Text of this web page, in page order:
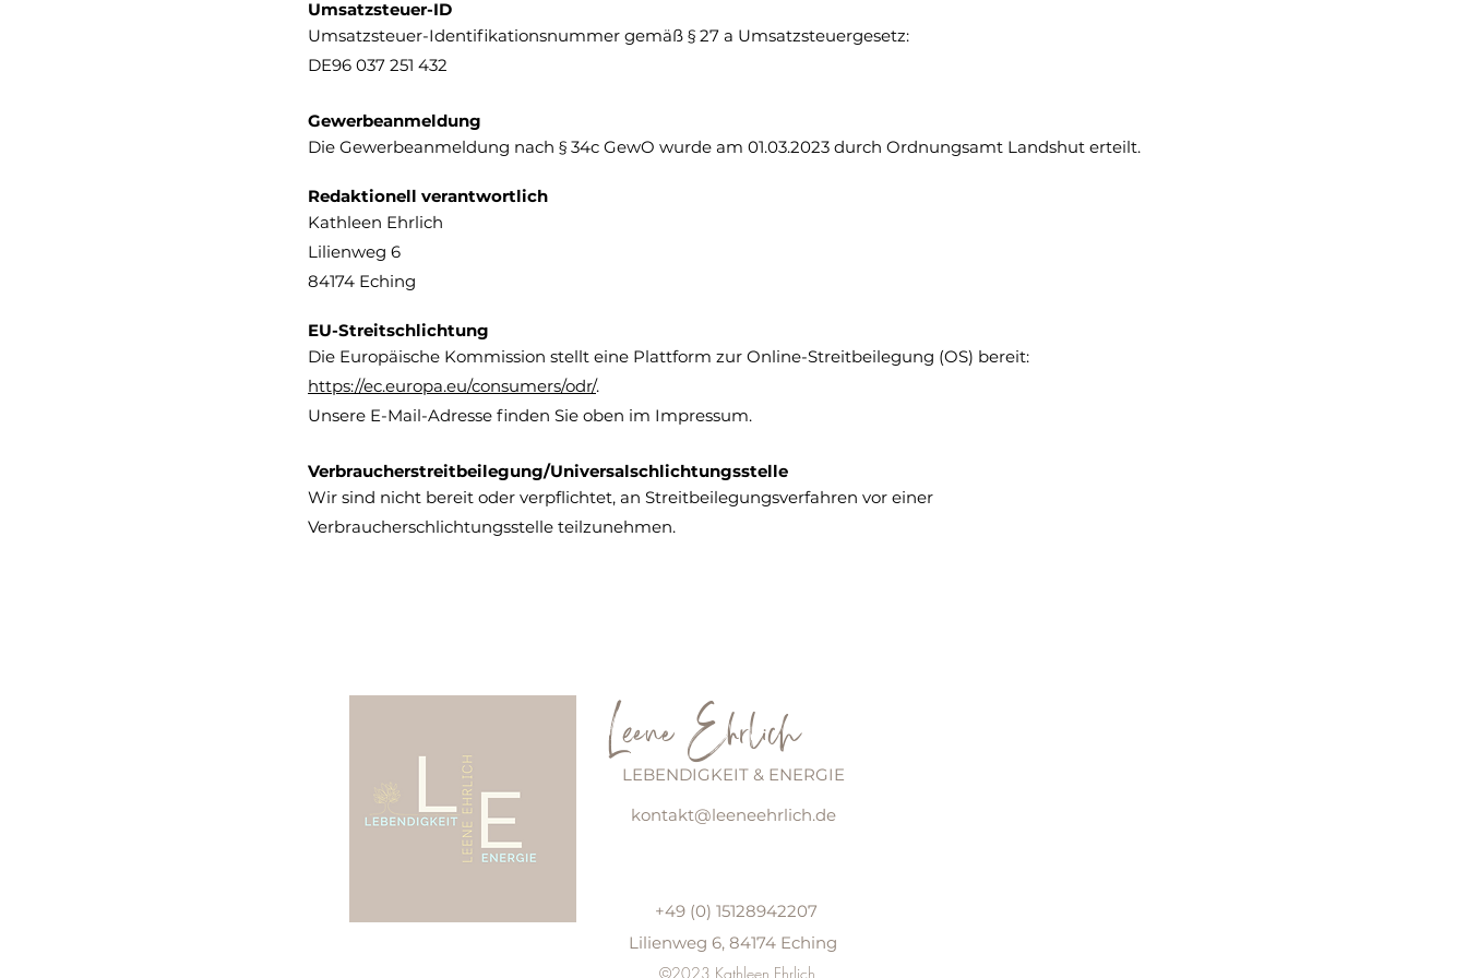
Umsatzsteuer-ID
Umsatzsteuer-Identifikationsnummer gemäß § 27 a Umsatzsteuergesetz:
DE96 037 251 432
Gewerbeanmeldung
Die Gewerbeanmeldung nach § 34c GewO wurde am 01.03.2023 durch Ordnungsamt Landshut erteilt.
Redaktionell verantwortlich
Kathleen Ehrlich
Lilienweg 6
84174 Eching
EU-Streitschlichtung
Die Europäische Kommission stellt eine Plattform zur Online-Streitbeilegung (OS) bereit:
https://ec.europa.eu/consumers/odr/.
Unsere E-Mail-Adresse finden Sie oben im Impressum.
Verbraucherstreitbeilegung/Universalschlichtungsstelle
Wir sind nicht bereit oder verpflichtet, an Streitbeilegungsverfahren vor einer
Verbraucherschlichtungsstelle teilzunehmen.
Leene Ehrlich
LEBENDIGKEIT & ENERGIE
kontakt@leeneehrlich.de
+49 (0) 15128942207
Lilienweg 6, 84174 Eching
©2023 Kathleen Ehrlich